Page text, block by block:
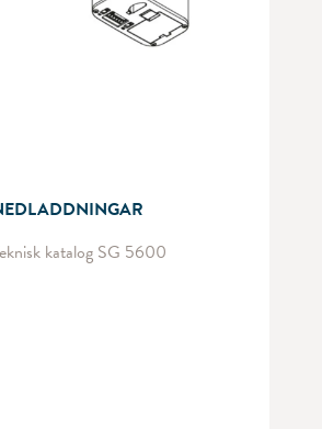
katalog SG 5600